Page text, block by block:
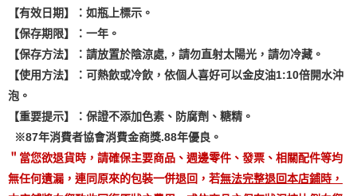
【有效日期】：如瓶上標示。
【保存期限】：一年。
【保存方法】：請放置於陰涼處,，請勿直射太陽光，請勿冷藏。
【使用方法】：可熱飲或冷飲，依個人喜好可以金皮油1:10倍開水沖
泡。
【重要提示】：保證不添加色素、防腐劑、糖精。
※87年消費者協會消費金商獎.88年優良。
＂當您欲退貨時，請確保主要商品、週邊零件、發票、相關配件等均
無任何遺漏，連同原來的包裝一併退回，若無法完整退回本店鋪時，